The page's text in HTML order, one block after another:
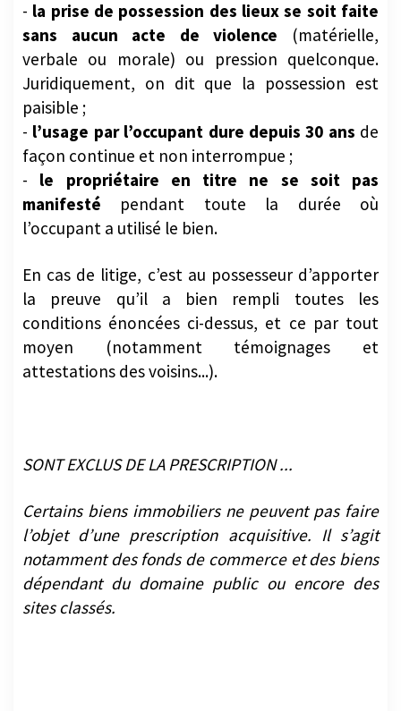
la prise de possession des lieux se soit faite
sans aucun acte de violence (matérielle,
verbale ou morale) ou pression quelconque.
Juridiquement, on dit que la possession est
paisible ;
l’usage par l’occupant dure depuis 30 ans de
façon continue et non interrompue ;
le propriétaire en titre ne se soit pas
manifesté pendant toute la durée où
l’occupant a utilisé le bien.
En cas de litige, c’est au possesseur d’apporter
la preuve qu’il a bien rempli toutes les
conditions énoncées ci-dessus, et ce par tout
moyen (notamment témoignages et
attestations des voisins...).
SONT EXCLUS DE LA PRESCRIPTION ...
Certains biens immobiliers ne peuvent pas faire
l’objet d’une prescription acquisitive. Il s’agit
notamment des fonds de commerce et des biens
dépendant du domaine public ou encore des
sites classés.